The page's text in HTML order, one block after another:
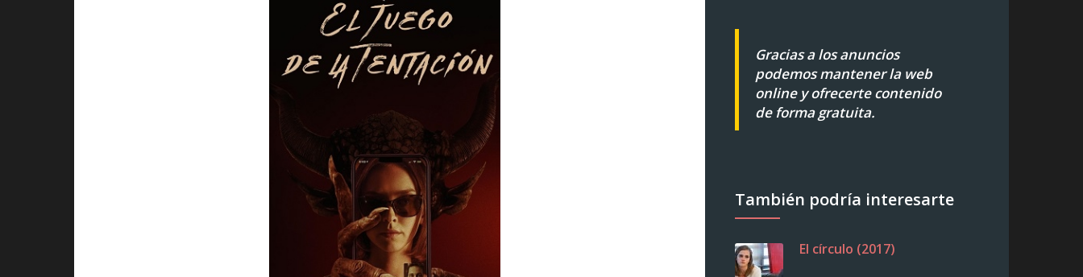
Gracias a los anuncios
podemos mantener la web
online y ofrecerte contenido
de forma gratuita.
También podría interesarte
El círculo (2017)